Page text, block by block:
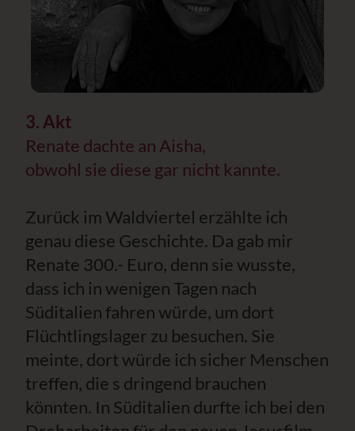
3. Akt
Renate dachte an Aisha,
obwohl sie diese gar nicht kannte.
Zurück im Waldviertel erzählte ich
genau diese Geschichte. Da gab mir
Renate 300.- Euro, denn sie wusste,
dass ich in wenigen Tagen nach
Süditalien fahren würde, um dort
Flüchtlingslager zu besuchen. Sie
meinte, dort würde ich sicher Menschen
treffen, die s dringend brauchen
könnten. In Süditalien durfte ich bei den